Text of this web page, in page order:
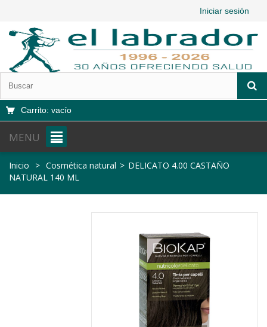
Iniciar sesión
Carrito: vacío
MENU
Inicio > Cosmética natural > DELICATO 4.00 CASTAÑO
NATURAL 140 ML